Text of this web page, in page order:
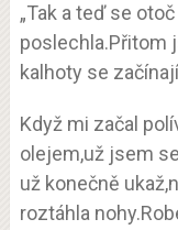
„Tak a teď se
poslechla.Přitom
kalhoty se
Když mi začal
olejem,už jsem
už konečně
roztáhla